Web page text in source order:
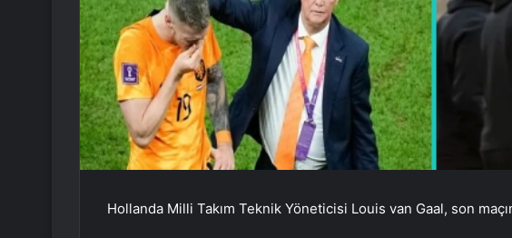
Hollanda Milli Takım Teknik Yöneticisi Louis van Gaal, son